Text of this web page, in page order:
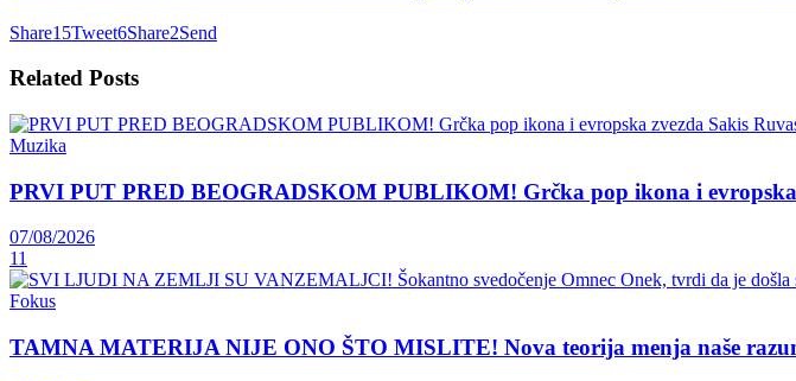
Share15Tweet6Share2Send
Related Posts
Muzika
PRVI PUT PRED BEOGRADSKOM PUBLIKOM! Grčka pop ikona i
07/08/2026
11
Fokus
TAMNA MATERIJA NIJE ONO ŠTO MISLITE! Nova teorija menja naše